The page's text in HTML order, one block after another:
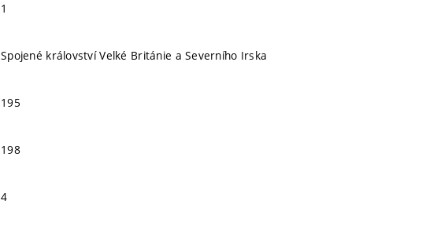
1
Spojené království Velké Británie a Severního Irska
195
198
4